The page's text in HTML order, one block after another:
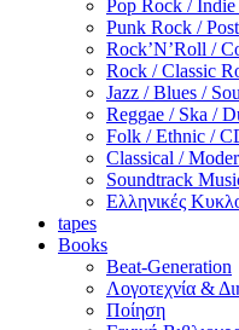
Pop Rock / Indie
Punk Rock /
Rock’N’Roll /
Rock / Classic
Jazz / Blues /
Reggae / Ska /
Folk / Ethnic /
Classical /
Soundtrack
Ελληνικές
tapes
Books
Beat-Generation
Λογοτεχνία &
Ποίηση